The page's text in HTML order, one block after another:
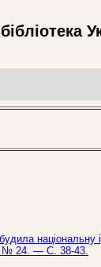
національну
№ 24. — С. 38-43.